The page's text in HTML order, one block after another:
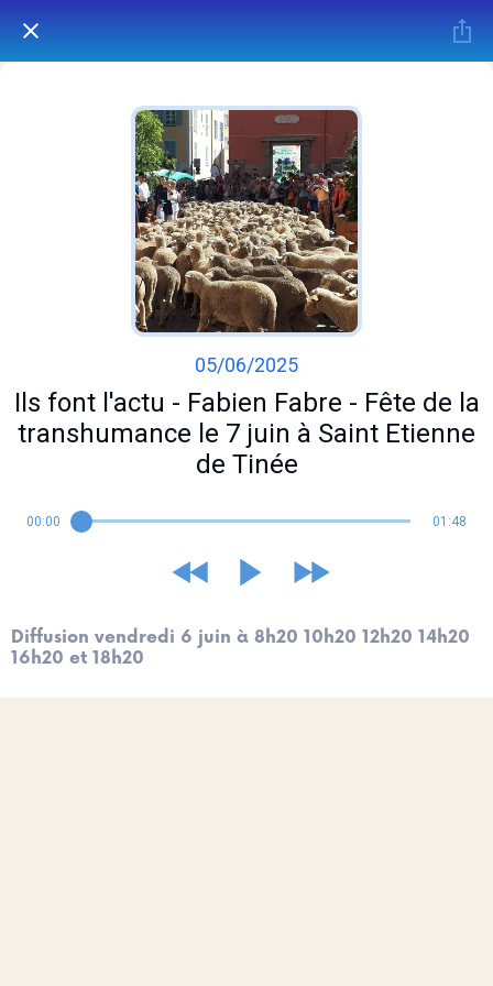
05/06/2025
Ils font l'actu - Fabien Fabre - Fête de la
transhumance le 7 juin à Saint Etienne
de Tinée
00:00 01:48
Diffusion vendredi 6 juin à 8h20 10h20 12h20 14h20
16h20 et 18h20